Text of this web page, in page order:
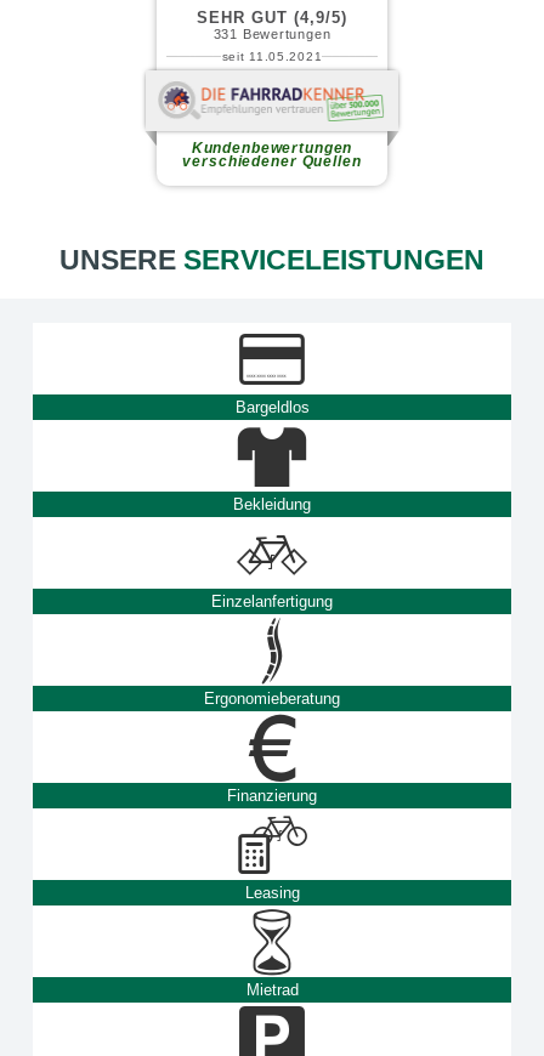
SEHR GUT (4,9/5)
331 Bewertungen
seit 11.05.2021
Kundenbewertungen
verschiedener Quellen
Andreas Neufahrt (.
Ich habe kürzlich mein neues
Gravel-Bike in diesem
familiengeführten Fahrradladen...
weiterlesen
UNSERE SERVICELEISTUNGEN
Bargeldlos
Bekleidung
Einzelanfertigung
Ergonomieberatung
Finanzierung
Leasing
Mietrad